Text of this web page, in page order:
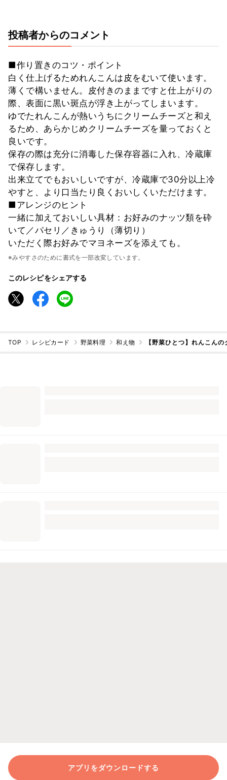
投稿者からのコメント
■作り置きのコツ・ポイント
白く仕上げるためれんこんは皮をむいて使います。
薄くで構いません。皮付きのままですと仕上がりの
際、表面に黒い斑点が浮き上がってしまいます。
ゆでたれんこんが熱いうちにクリームチーズと和え
るため、あらかじめクリームチーズを量っておくと
良いです。
保存の際は充分に消毒した保存容器に入れ、冷蔵庫
で保存します。
出来立てでもおいしいですが、冷蔵庫で30分以上冷
やすと、より口当たり良くおいしくいただけます。
■アレンジのヒント
一緒に加えておいしい具材：お好みのナッツ類を砕
いて／パセリ／きゅうり（薄切り）
いただく際お好みでマヨネーズを添えても。
※みやすさのために書式を一部改変しています。
このレシピをシェアする
TOP レシピカード 野菜料理 和え物 【野菜ひとつ】れんこん
アプリをダウンロードする